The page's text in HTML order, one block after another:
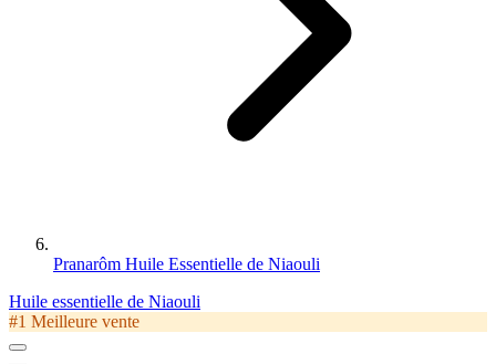
Pranarôm Huile Essentielle de Niaouli
Huile essentielle de Niaouli
#1 Meilleure vente